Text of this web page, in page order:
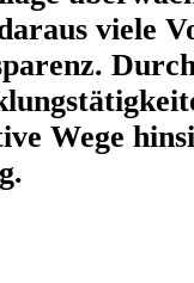
viele
Wege